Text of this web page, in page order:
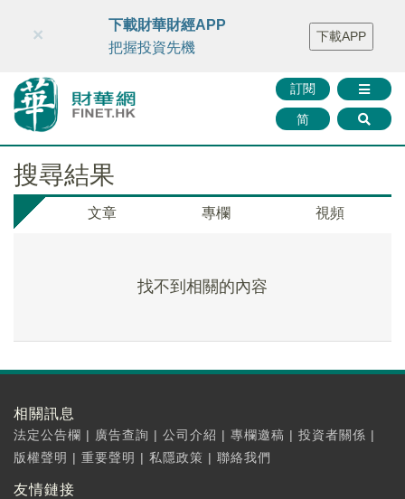
財華智庫網 FINTV FINMETA 財華證券 媒體矩陣
智庫沙龍
聯絡我們
訂閱
简
×
下載財華財經APP
把握投資先機
下載APP
搜尋結果
文章 專欄 視頻
找不到相關的內容
相關訊息
法定公告欄 | 廣告查詢 | 公司介紹 | 專欄邀稿 | 投資者關係 |
版權聲明 | 重要聲明 | 私隱政策 | 聯絡我們
友情鏈接